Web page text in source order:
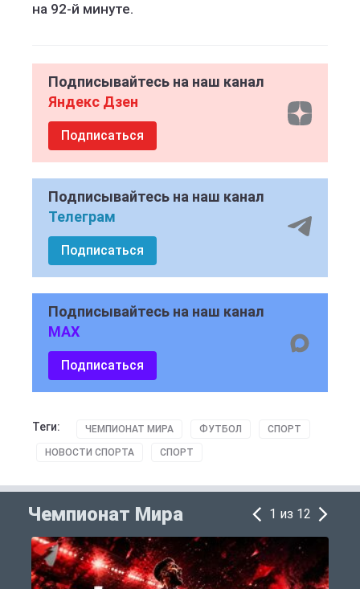
на 92-й минуте.
Подписывайтесь на наш канал
Яндекс Дзен
Подписаться
Подписывайтесь на наш канал
Телеграм
Подписаться
Подписывайтесь на наш канал
MAX
Подписаться
Теги: ЧЕМПИОНАТ МИРА ФУТБОЛ СПОРТ
НОВОСТИ СПОРТА СПОРТ
Чемпионат Мира 1 из 12